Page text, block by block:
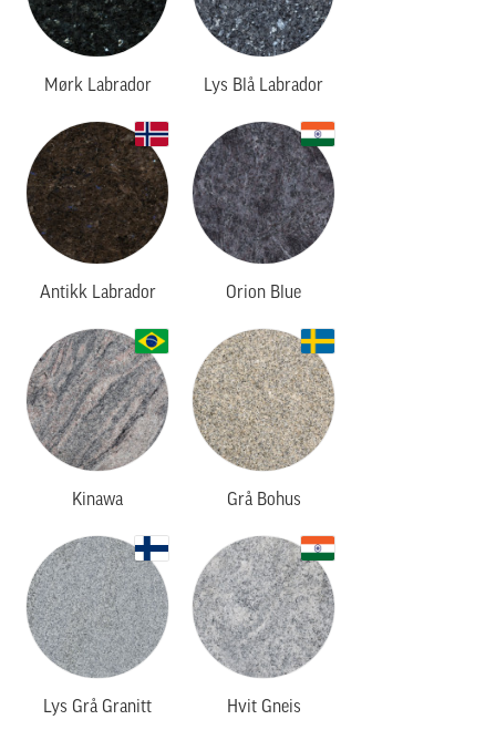
Mørk Labrador Lys Blå Labrador
Antikk Labrador Orion Blue
Kinawa Grå Bohus
Lys Grå Granitt Hvit Gneis